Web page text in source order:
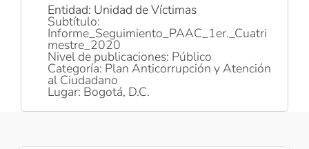
Entidad: Unidad de Víctimas
Subtítulo:
Informe_Seguimiento_PAAC_1er._Cuatri
mestre_2020
Nivel de publicaciones: Público
Categoría: Plan Anticorrupción y Atención
al Ciudadano
Lugar: Bogotá, D.C.